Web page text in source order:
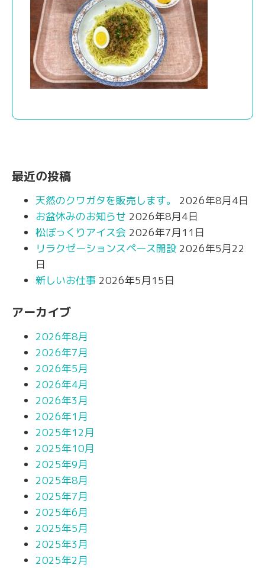
最近の投稿
天然のクワガタを販売します。
2026年8月4日
お盆休みのお知らせ 2026年8月4日
松ぼっくりアイス会 2026年7月11日
リラクゼーションスペース開設 2026年5月22
日
新しいお仕事 2026年5月15日
アーカイブ
2026年8月
2026年7月
2026年5月
2026年4月
2026年3月
2026年1月
2025年12月
2025年10月
2025年9月
2025年8月
2025年7月
2025年6月
2025年5月
2025年3月
2025年2月